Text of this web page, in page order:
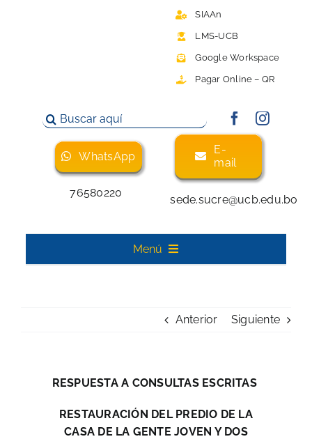
SIAAn
LMS-UCB
Google Workspace
Pagar Online – QR
Buscar:
WhatsApp
76580220
E-
mail
sede.sucre@ucb.edu.bo
Menú
Admisión
Convocatorias
Anterior Siguiente
RESPUESTA A CONSULTAS ESCRITAS
RESTAURACIÓN DEL PREDIO DE LA
CASA DE LA GENTE JOVEN Y DOS